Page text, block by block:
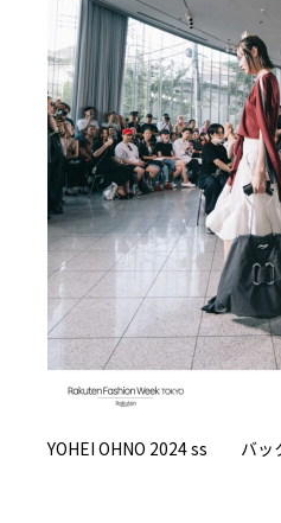
YOHEI OHNO 2024 ss バッ